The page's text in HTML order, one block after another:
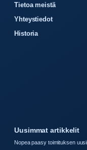
Tietoa meistä
Yhteystiedot
Historia
Uusimmat artikkelit
Nopea paasy toimituksen